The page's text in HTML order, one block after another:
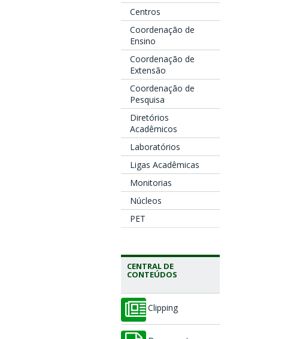
Centros
Coordenação de
Ensino
Coordenação de
Extensão
Coordenação de
Pesquisa
Diretórios
Acadêmicos
Laboratórios
Ligas Acadêmicas
Monitorias
Núcleos
PET
CENTRAL DE
CONTEÚDOS
Clipping